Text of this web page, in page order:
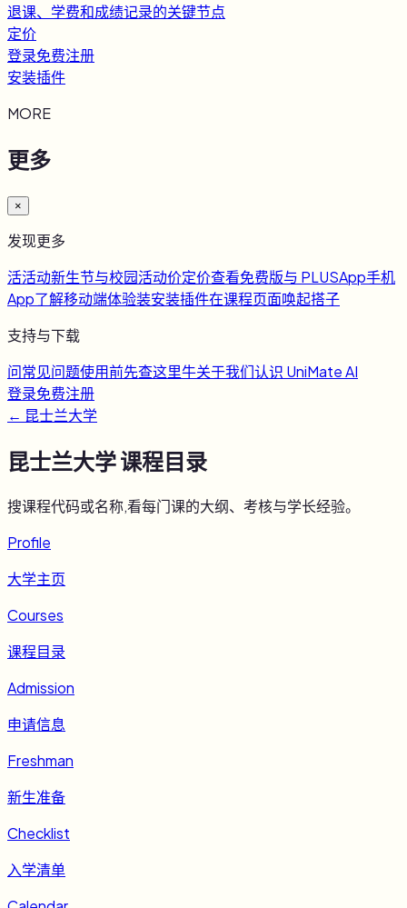
退课、学费和成绩记录的关键节点
定价
登录免费注册
安装插件
MORE
更多
×
发现更多
活活动新生节与校园活动价定价查看免费版与 PLUSApp手机
App了解移动端体验装安装插件在课程页面唤起搭子
支持与下载
问常见问题使用前先查这里牛关于我们认识 UniMate AI
登录免费注册
← 昆士兰大学
昆士兰大学课程目录
搜课程代码或名称,看每门课的大纲、考核与学长经验。
Profile
大学主页
Courses
课程目录
Admission
申请信息
Freshman
新生准备
Checklist
入学清单